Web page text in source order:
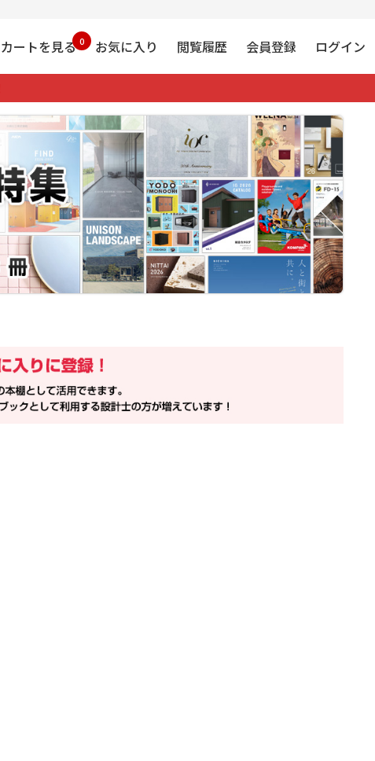
カートを見る 0 お気に入り 閲覧履歴 会員登録 ログイン